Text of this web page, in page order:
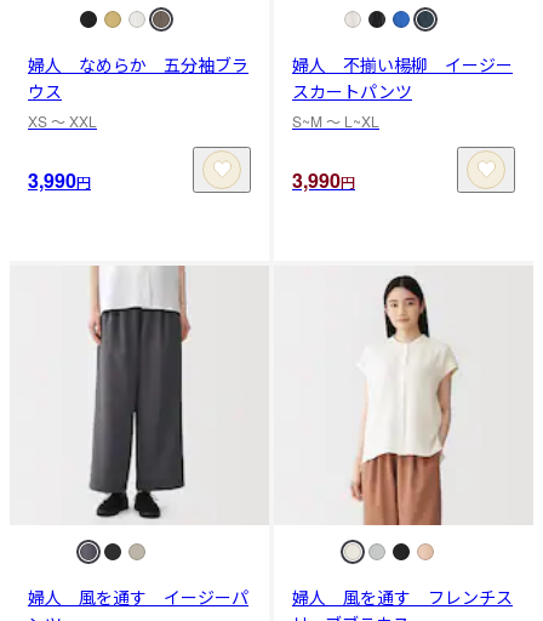
婦人 なめらか 五分袖ブラ
ウス
XS 〜 XXL
3,990円
婦人 不揃い楊柳 イージー
スカートパンツ
S~M 〜 L~XL
3,990円
婦人 風を通す イージーパ
婦人 風を通す フレンチス